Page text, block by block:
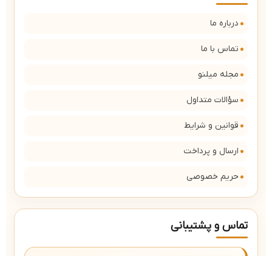
درباره ما
تماس با ما
مجله میلنو
سؤالات متداول
قوانین و شرایط
ارسال و پرداخت
حریم خصوصی
تماس و پشتیبانی